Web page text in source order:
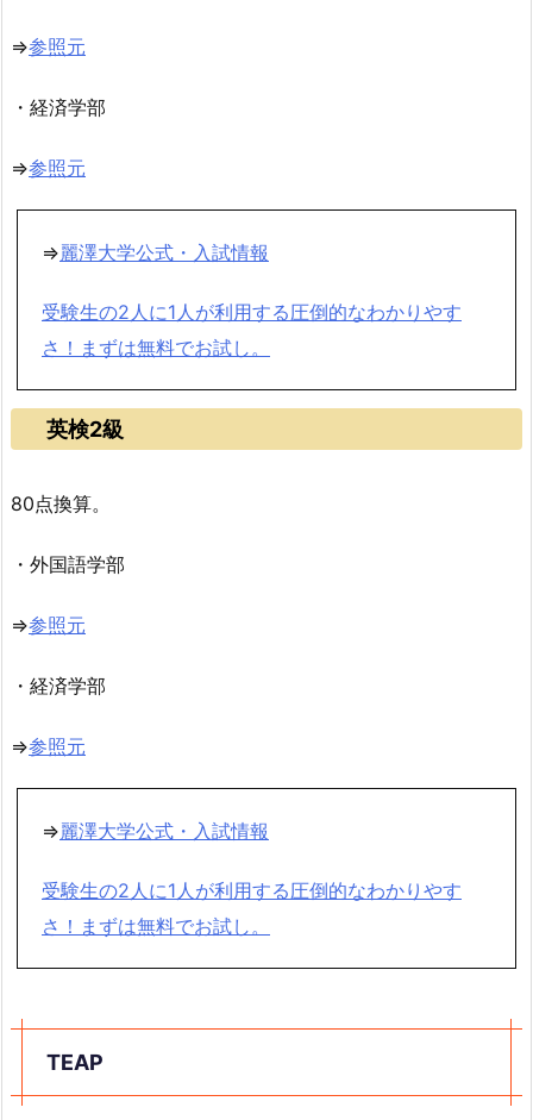
⇒参照元
・経済学部
⇒参照元
⇒麗澤大学公式・入試情報
受験生の2人に1人が利用する圧倒的なわかりやす
さ！まずは無料でお試し。
英検2級
80点換算。
・外国語学部
⇒参照元
・経済学部
⇒参照元
⇒麗澤大学公式・入試情報
受験生の2人に1人が利用する圧倒的なわかりやす
さ！まずは無料でお試し。
TEAP